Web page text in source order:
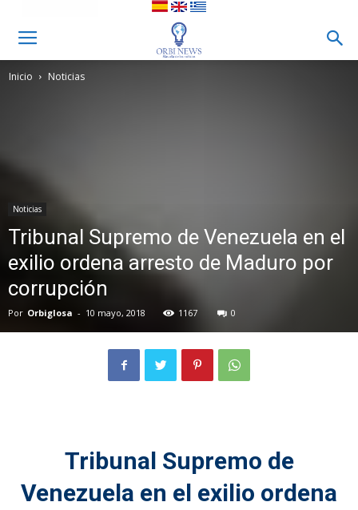
Inicio Noticias
Noticias
Tribunal Supremo de Venezuela en el
exilio ordena arresto de Maduro por
corrupción
Por Orbiglosa - 10 mayo, 2018 1167 0
Tribunal Supremo de
Venezuela en el exilio ordena